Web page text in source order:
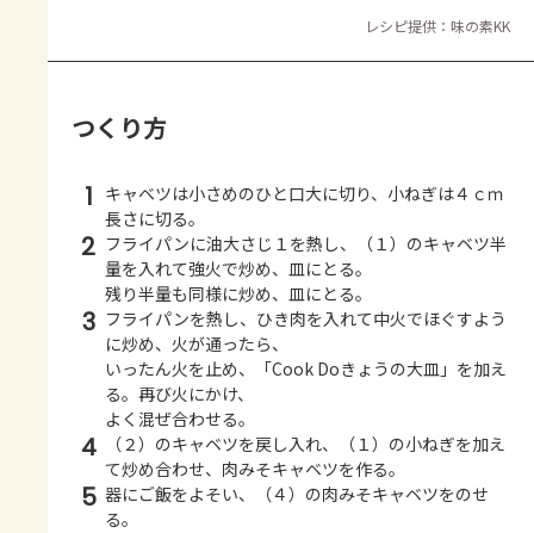
レシピ提供：味の素KK
つくり方
1 キャベツは小さめのひと口大に切り、小ねぎは４ｃｍ
長さに切る。
2 フライパンに油大さじ１を熱し、（１）のキャベツ半
量を入れて強火で炒め、皿にとる。
残り半量も同様に炒め、皿にとる。
3 フライパンを熱し、ひき肉を入れて中火でほぐすよう
に炒め、火が通ったら、
いったん火を止め、「Cook Doきょうの大皿」を加え
る。再び火にかけ、
よく混ぜ合わせる。
4
（２）のキャベツを戻し入れ、（１）の小ねぎを加え
て炒め合わせ、肉みそキャベツを作る。
5 器にご飯をよそい、（４）の肉みそキャベツをのせ
る。